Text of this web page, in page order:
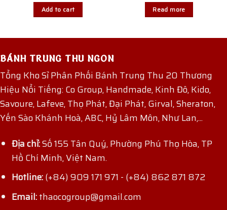
Add to cart Read more
BÁNH TRUNG THU NGON
Tổng Kho Sỉ Phân Phối Bánh Trung Thu 20 Thương
Hiệu Nổi Tiếng: Co Group, Handmade, Kinh Đô, Kido,
Savoure, Lafeve, Thọ Phát, Đại Phát, Girval, Sheraton,
Yến Sào Khánh Hoà, ABC, Hỷ Lâm Môn, Như Lan,...
Địa chỉ:Số 155 Tân Quý, Phường Phú Thọ Hòa, TP
Hồ Chí Minh, Việt Nam.
Hotline:(+84) 909 171 971 - (+84) 862 871 872
Email:thaocogroup@gmail.com